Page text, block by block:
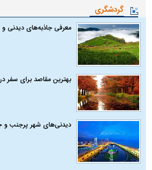
گردشگری
معرفی جاذبه‌های دیدنی
بهترین مقاصد برای سفر در
دیدنی‌های شهر پرجنب و